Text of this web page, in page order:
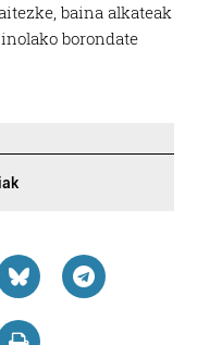
baina alkateak
borondate